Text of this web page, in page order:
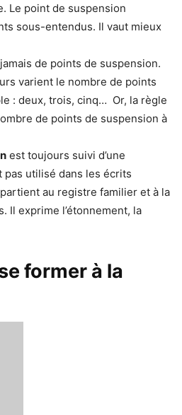
Le point de suspension
sous-entendus. Il vaut mieux
de points de suspension.
varient le nombre de points
: deux, trois, cinq… Or, la règle
de points de suspension à
est toujours suivi d’une
pas utilisé dans les écrits
au registre familier et à la
Il exprime l’étonnement, la
former à la